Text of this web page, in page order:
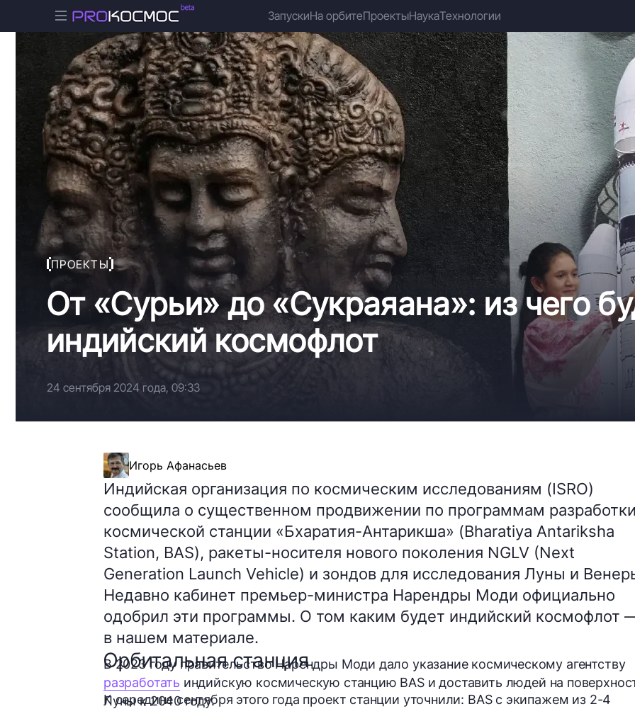
ЗапускиНа орбитеПроектыНаукаТехнологии
ПРОЕКТЫ
От «Сурьи» до «Сукраяана»: из чего
индийский космофлот
24 сентября 2024 года, 09:33
Игорь Афанасьев
Индийская организация по космическим исследованиям (ISRO)
сообщила о существенном продвижении по программам разработки
космической станции «Бхаратия-Антарикша» (Bharatiya Antariksha
Station, BAS), ракеты-носителя нового поколения NGLV (Next
Generation Launch Vehicle) и зондов для исследования Луны и
Недавно кабинет премьер-министра Нарендры Моди официально
одобрил эти программы. О том каким будет индийский космофлот
в нашем материале.
Орбитальная станция
В 2023 году правительство Нарендры Моди дало указание космическому агентству
разработать индийскую космическую станцию ​​BASи доставить людей на
Луны к 2040 году.
К середине сентября этого года проект станции уточнили: BAS с экипажем из 2-4